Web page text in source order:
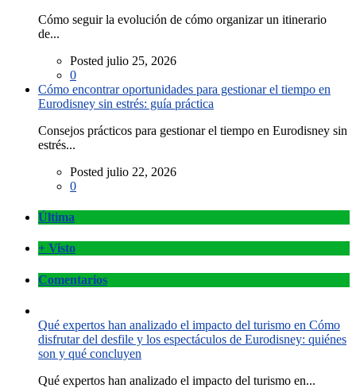
Cómo seguir la evolución de cómo organizar un itinerario
de...
Posted julio 25, 2026
0
Cómo encontrar oportunidades para gestionar el tiempo en
Eurodisney sin estrés: guía práctica
Consejos prácticos para gestionar el tiempo en Eurodisney sin
estrés...
Posted julio 22, 2026
0
Última
+ Visto
Comentarios
Qué expertos han analizado el impacto del turismo en Cómo
disfrutar del desfile y los espectáculos de Eurodisney: quiénes
son y qué concluyen
Qué expertos han analizado el impacto del turismo en...